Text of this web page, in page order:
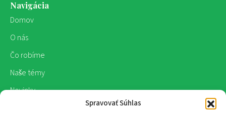
Spravovať Súhlas
Navigácia
Domov
O nás
Čo robíme
Naše témy
Novinky